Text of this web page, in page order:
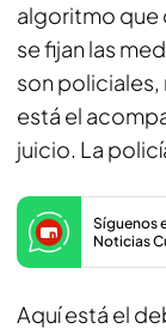
algoritmo que
se fijan las
son policiales,
está el
juicio. La
Síguenos
Noticias
Aquí está el